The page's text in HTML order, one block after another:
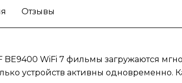
Отзывы
BE9400 WiFi 7 фильмы загружаются
устройств активны одновременно.